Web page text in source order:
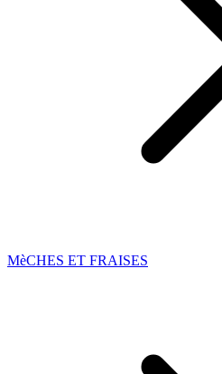
MèCHES ET FRAISES